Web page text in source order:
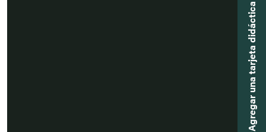
Agregar una tarjeta didáctica